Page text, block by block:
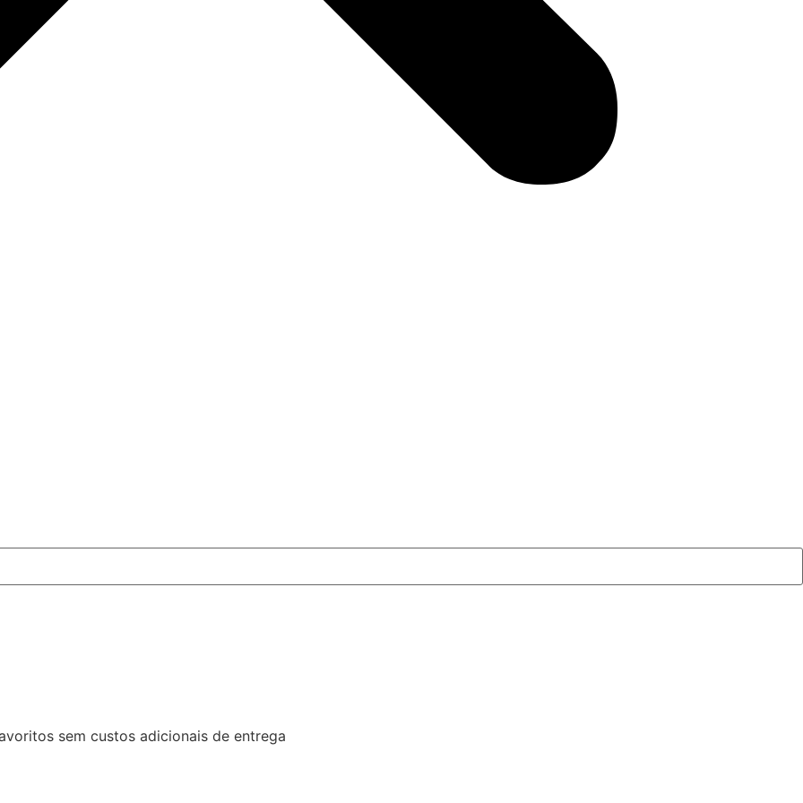
sem custos adicionais de entrega